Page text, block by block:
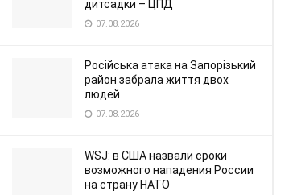
дитсадки – ЦПД
07.08.2026
Російська атака на Запорізький
район забрала життя двох
людей
07.08.2026
WSJ: в США назвали сроки
возможного нападения России
на страну НАТО